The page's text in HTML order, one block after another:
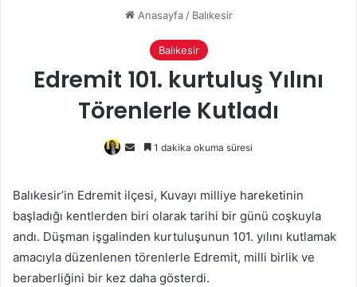
Anasayfa / Balıkesir
Balıkesir
Edremit 101. kurtuluş Yılını
Törenlerle Kutladı
Bir
göndermek
1 dakika okuma süresi
Balıkesir’in Edremit ilçesi, Kuvayı milliye hareketinin
başladığı kentlerden biri olarak tarihi bir günü coşkuyla
andı. Düşman işgalinden kurtuluşunun 101. yılını kutlamak
amacıyla düzenlenen törenlerle Edremit, milli birlik ve
beraberliğini bir kez daha gösterdi.